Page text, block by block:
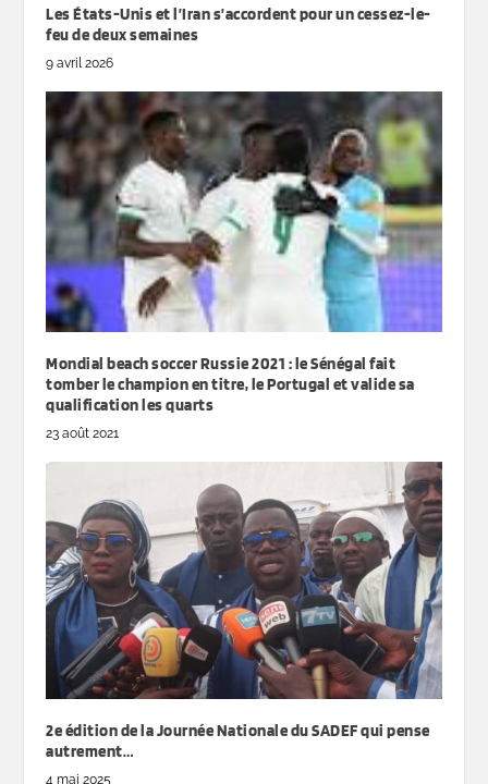
Les États-Unis et l’Iran s’accordent pour un cessez-le-
feu de deux semaines
9 avril 2026
Mondial beach soccer Russie 2021 : le Sénégal fait
tomber le champion en titre, le Portugal et valide sa
qualification les quarts
23 août 2021
2e édition de la Journée Nationale du SADEF qui pense
autrement…
4 mai 2025